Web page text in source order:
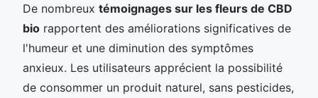
De nombreux témoignages sur les fleurs de CBD
bio rapportent des améliorations significatives de
l'humeur et une diminution des symptômes
anxieux. Les utilisateurs apprécient la possibilité
de consommer un produit naturel, sans pesticides,